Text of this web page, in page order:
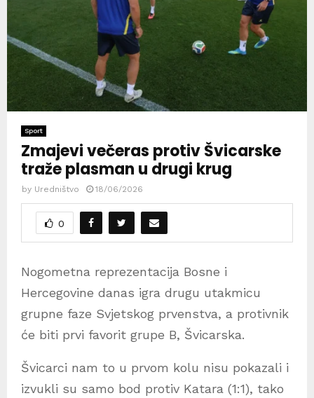
Sport
Zmajevi večeras protiv Švicarske
traže plasman u drugi krug
by Uredništvo 18/06/2026
0
Nogometna reprezentacija Bosne i
Hercegovine danas igra drugu utakmicu
grupne faze Svjetskog prvenstva, a protivnik
će biti prvi favorit grupe B, Švicarska.
Švicarci nam to u prvom kolu nisu pokazali i
izvukli su samo bod protiv Katara (1:1), tako